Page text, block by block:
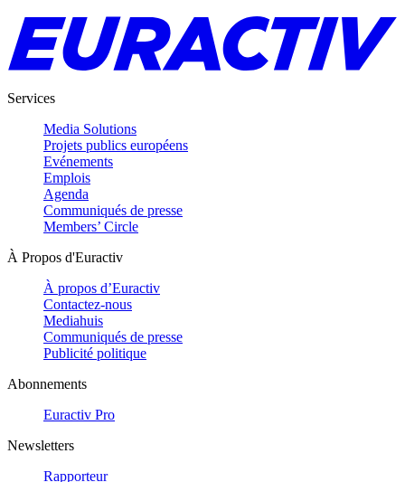
Services
Media Solutions
Projets publics européens
Evénements
Emplois
Agenda
Communiqués de presse
Members’ Circle
À Propos d'Euractiv
À propos d’Euractiv
Contactez-nous
Mediahuis
Communiqués de presse
Publicité politique
Abonnements
Euractiv Pro
Newsletters
Rapporteur